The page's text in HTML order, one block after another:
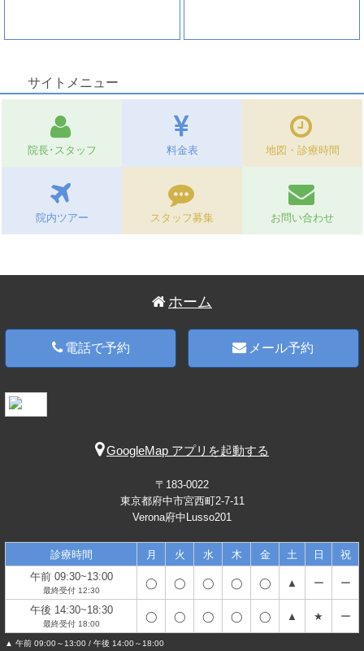
サイトメニュー
院長･スタッフ 料金表 地図・診療時間
院内ツアー スタッフ募集 お問い合わせ
ホーム
電話で予約 メール予約
GoogleMap アプリを起動する
〒183-0022
東京都府中市宮西町2-7-11
Verona府中Lusso201
診療時間 月 火 水 木 金 土 日
祝
午前 09:30~13:00
最終受付 12:30
◯ ◯ ◯ ◯ ◯ ▲ ー ー
午後 14:30~18:30
最終受付 18:00
◯ ◯ ◯ ◯ ◯ ▲ ★ ー
▲ 午前 09:00～13:00 / 午後 14:00～18:00